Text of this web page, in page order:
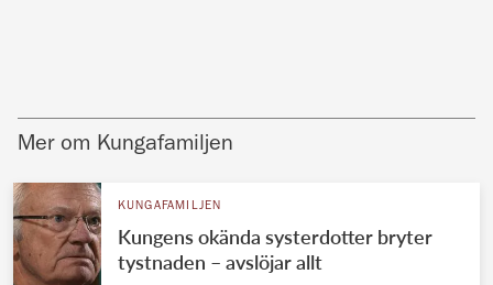
Mer om Kungafamiljen
KUNGAFAMILJEN
Kungens okända systerdotter bryter
tystnaden – avslöjar allt